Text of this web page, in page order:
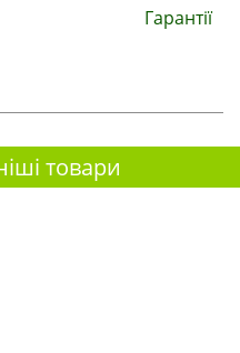
Гарантії
товари